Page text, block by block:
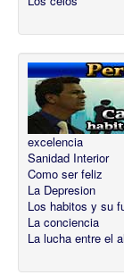
excelencia
Sanidad Interior
Como ser feliz
La Depresion
Los habitos y su
La conciencia
La lucha entre el